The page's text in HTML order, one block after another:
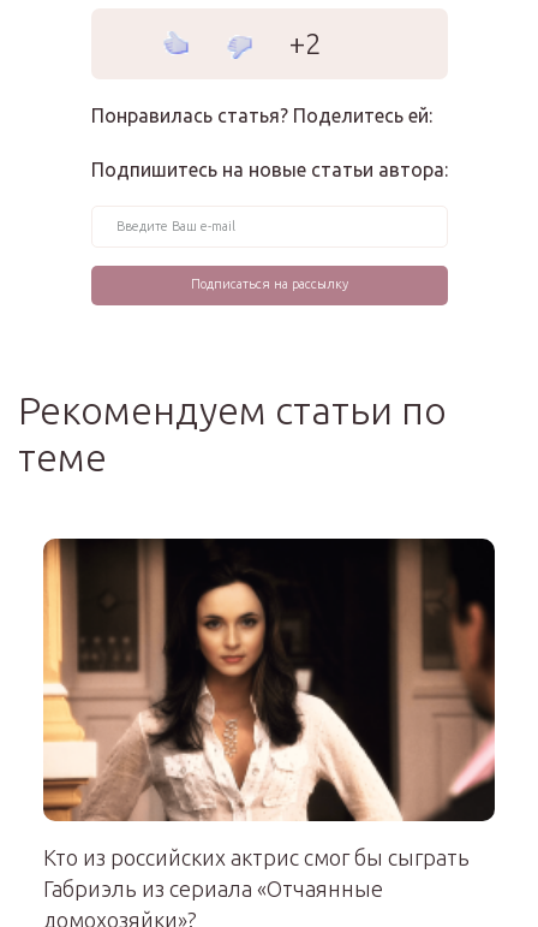
+2
Понравилась статья? Поделитесь ей:
Подпишитесь на новые статьи автора:
Рекомендуем статьи по
теме
Кто из российских актрис смог бы сыграть
Габриэль из сериала «Отчаянные
домохозяйки»?